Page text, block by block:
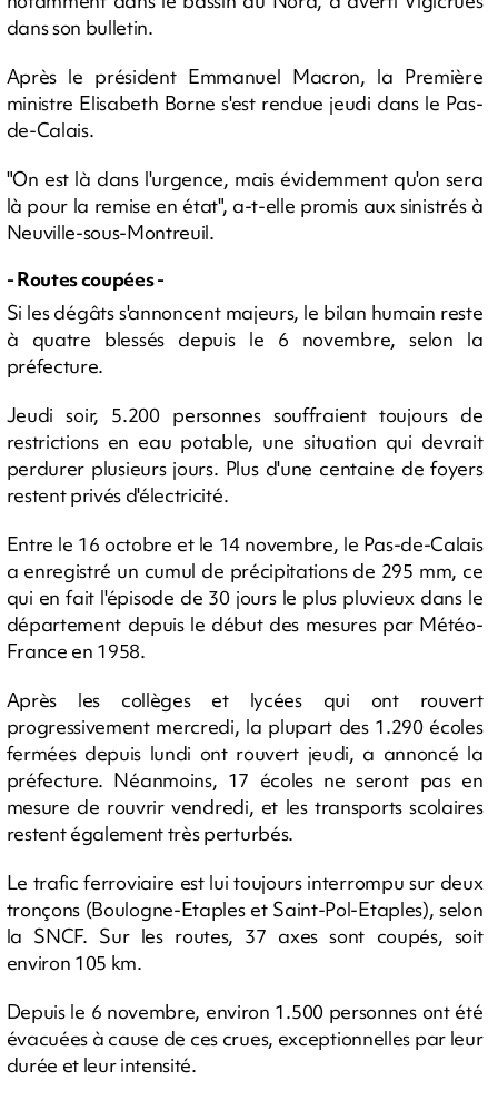
dans son bulletin.
Après le président Emmanuel Macron, la Première
ministre Elisabeth Borne s'est rendue jeudi dans le Pas-
de-Calais.
"On est là dans l'urgence, mais évidemment qu'on sera
là pour la remise en état", a-t-elle promis aux sinistrés à
Neuville-sous-Montreuil.
- Routes coupées -
Si les dégâts s'annoncent majeurs, le bilan humain reste
à quatre blessés depuis le 6 novembre, selon la
préfecture.
Jeudi soir, 5.200 personnes souffraient toujours de
restrictions en eau potable, une situation qui devrait
perdurer plusieurs jours. Plus d'une centaine de foyers
restent privés d'électricité.
Entre le 16 octobre et le 14 novembre, le Pas-de-Calais
a enregistré un cumul de précipitations de 295 mm, ce
qui en fait l'épisode de 30 jours le plus pluvieux dans le
département depuis le début des mesures par Météo-
France en 1958.
Après les collèges et lycées qui ont rouvert
progressivement mercredi, la plupart des 1.290 écoles
fermées depuis lundi ont rouvert jeudi, a annoncé la
préfecture. Néanmoins, 17 écoles ne seront pas en
mesure de rouvrir vendredi, et les transports scolaires
restent également très perturbés.
Le trafic ferroviaire est lui toujours interrompu sur deux
tronçons (Boulogne-Etaples et Saint-Pol-Etaples), selon
la SNCF. Sur les routes, 37 axes sont coupés, soit
environ 105 km.
Depuis le 6 novembre, environ 1.500 personnes ont été
évacuées à cause de ces crues, exceptionnelles par leur
durée et leur intensité.